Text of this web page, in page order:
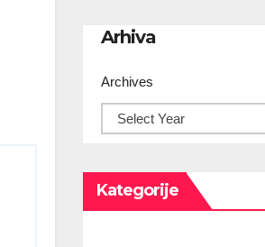
Arhiva
Archives
Kategorije